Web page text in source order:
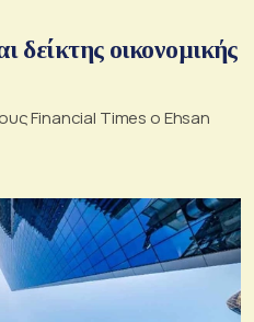
δείκτης οικονομικής
Financial Times ο Ehsan